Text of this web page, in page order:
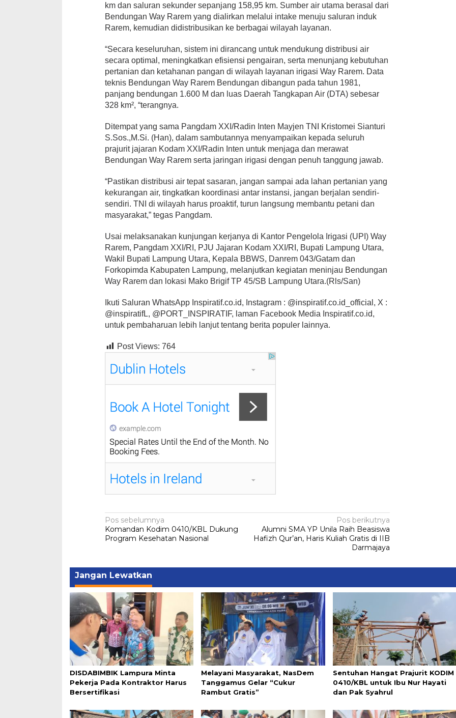
km dan saluran sekunder sepanjang 158,95 km. Sumber air utama berasal dari
Bendungan Way Rarem yang dialirkan melalui intake menuju saluran induk
Rarem, kemudian didistribusikan ke berbagai wilayah layanan.
“Secara keseluruhan, sistem ini dirancang untuk mendukung distribusi air
secara optimal, meningkatkan efisiensi pengairan, serta menunjang kebutuhan
pertanian dan ketahanan pangan di wilayah layanan irigasi Way Rarem. Data
teknis Bendungan Way Rarem Bendungan dibangun pada tahun 1981,
panjang bendungan 1.600 M dan luas Daerah Tangkapan Air (DTA) sebesar
328 km², “terangnya.
Ditempat yang sama Pangdam XXI/Radin Inten Mayjen TNI Kristomei Sianturi
S.Sos.,M.Si. (Han), dalam sambutannya menyampaikan kepada seluruh
prajurit jajaran Kodam XXI/Radin Inten untuk menjaga dan merawat
Bendungan Way Rarem serta jaringan irigasi dengan penuh tanggung jawab.
“Pastikan distribusi air teраt sasaran, jangan sampai ada lahan pertanian yang
kekurangan air, tingkatkan koordinasi antar instansi, jangan berjalan sendiri-
sendiri. TNI di wilayah harus proaktif, turun langsung membantu petani dan
masyarakat,” tegas Pangdam.
Usai melaksanakan kunjungan kerjanya di Kantor Pengelola Irigasi (UPI) Way
Rarem, Pangdam XXI/RI, PJU Jajaran Kodam XXI/RI, Bupati Lampung Utara,
Wakil Bupati Lampung Utara, Kepala BBWS, Danrem 043/Gatam dan
Forkopimda Kabupaten Lampung, melanjutkan kegiatan meninjau Bendungan
Way Rarem dan lokasi Mako Brigif TP 45/SB Lampung Utara.(Rls/San)
Ikuti Saluran WhatsApp Inspiratif.co.id, Instagram : @inspiratif.co.id_official, X :
@inspiratifL, @PORT_INSPIRATIF, laman Facebook Media Inspiratif.co.id,
untuk pembaharuan lebih lanjut tentang berita populer lainnya.
Post Views: 764
Navigasi
pos
Pos sebelumnya
Komandan Kodim 0410/KBL Dukung
Program Kesehatan Nasional
Pos berikutnya
Alumni SMA YP Unila Raih Beasiswa
Hafizh Qur’an, Haris Kuliah Gratis di IIB
Darmajaya
Jangan Lewatkan
DISDABIMBIK Lampura Minta
Pekerja Pada Kontraktor Harus
Bersertifikasi
Melayani Masyarakat, NasDem
Tanggamus Gelar “Cukur
Rambut Gratis”
Sentuhan Hangat Prajurit KODIM
0410/KBL untuk Ibu Nur Hayati
dan Pak Syahrul